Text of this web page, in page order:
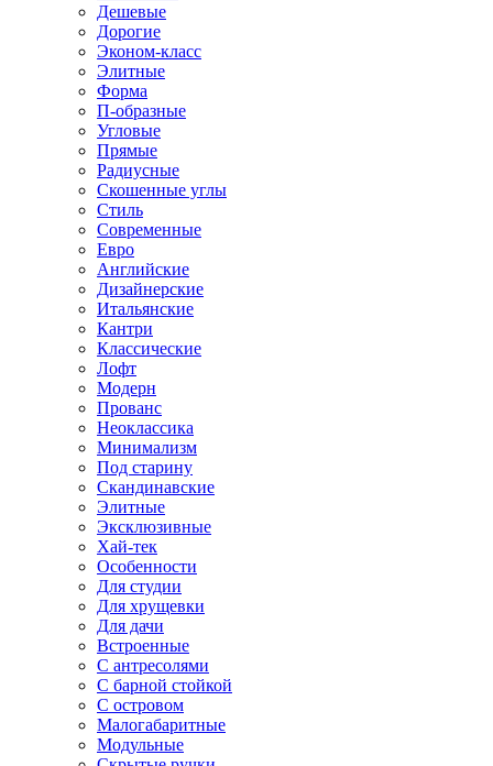
Дешевые
Дорогие
Эконом-класс
Элитные
Форма
П-образные
Угловые
Прямые
Радиусные
Скошенные углы
Стиль
Современные
Евро
Английские
Дизайнерские
Итальянские
Кантри
Классические
Лофт
Модерн
Прованс
Неоклассика
Минимализм
Под старину
Скандинавские
Элитные
Эксклюзивные
Хай-тек
Особенности
Для студии
Для хрущевки
Для дачи
Встроенные
С антресолями
С барной стойкой
С островом
Малогабаритные
Модульные